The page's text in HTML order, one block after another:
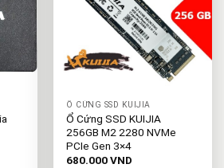
Ổ CỨNG SSD KUIJIA
Ổ Cứng SSD KUIJIA
256GB M2 2280 NVMe
PCIe Gen 3×4
680.000VND